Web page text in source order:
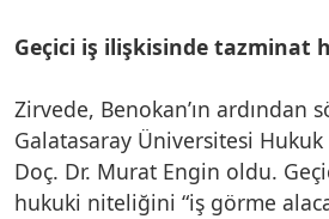
Geçici iş ilişkisinde tazminat
Zirvede, Benokan’ın ardından
Galatasaray Üniversitesi Hukuk
Doç. Dr. Murat Engin oldu.
hukuki niteliğini “iş görme